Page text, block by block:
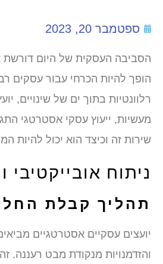
ספטמבר 20, 2023
הסביבה העסקית של היום דורשת
הופך להיות הכרחי עבור עסקים
רלוונטיות בתוך ים של שינויים,
מעשיות, ייעוץ עסקי אסטרטגי
שירות זה וכיצד הוא יכול
ניתוח
תהליך קבלת
יועצים עסקיים אסטרטגיים
והזדמנויות מנקודת מבט רעננה.